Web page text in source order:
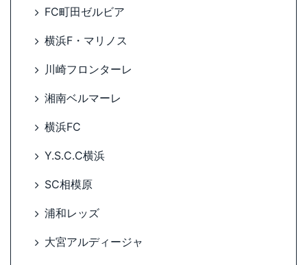
FC町田ゼルビア
横浜F・マリノス
川崎フロンターレ
湘南ベルマーレ
横浜FC
Y.S.C.C横浜
SC相模原
浦和レッズ
大宮アルディージャ